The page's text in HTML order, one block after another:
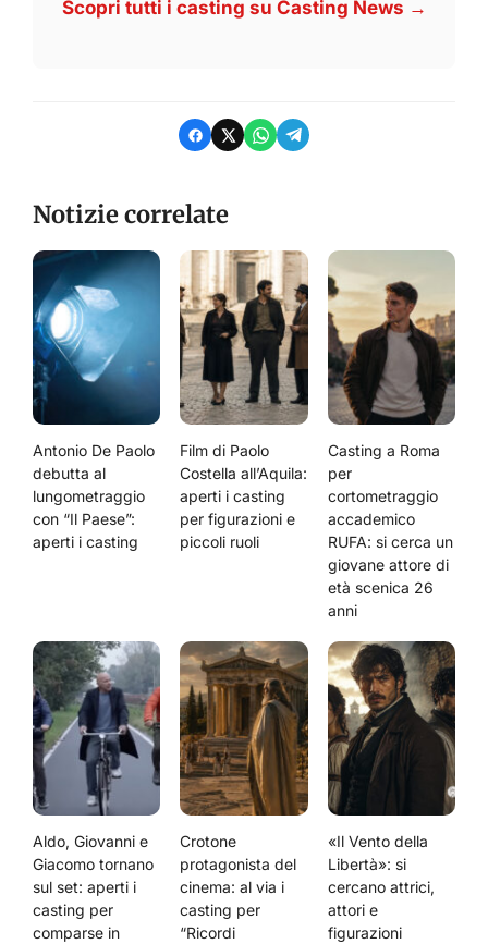
Scopri tutti i casting su Casting News →
Notizie correlate
Antonio De Paolo
debutta al
lungometraggio
con “Il Paese”:
aperti i casting
Film di Paolo
Costella all’Aquila:
aperti i casting
per figurazioni e
piccoli ruoli
Casting a Roma
per
cortometraggio
accademico
RUFA: si cerca un
giovane attore di
età scenica 26
anni
Aldo, Giovanni e
Giacomo tornano
sul set: aperti i
casting per
comparse in
Crotone
protagonista del
cinema: al via i
casting per
“Ricordi
«Il Vento della
Libertà»: si
cercano attrici,
attori e
figurazioni